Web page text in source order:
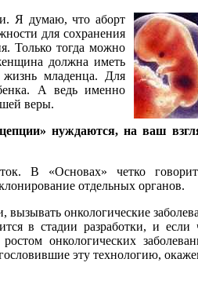
Я думаю, что аборт
для сохранения
Только тогда можно
должна иметь
младенца. Для
А ведь именно
веры.
нуждаются, на ваш
В «Основах» четко
отдельных органов.
вызывать онкологические
в стадии разработки, и если
онкологических
эту технологию,